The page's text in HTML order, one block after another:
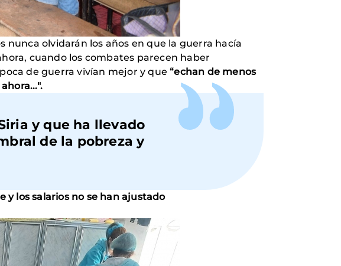
nunca olvidarán los años en que la guerra hacía
cuando los combates parecen haber
de guerra vivían mejor y que “echan de menos
y que ha llevado
de la pobreza y
y los salarios no se han ajustado